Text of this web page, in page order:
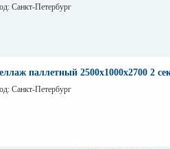
Санкт-Петербург
паллетный 2500х1000х2700 2
Санкт-Петербург